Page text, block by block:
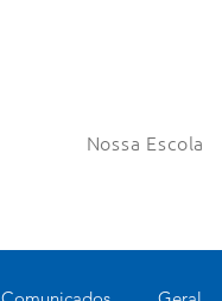
Nossa Escola